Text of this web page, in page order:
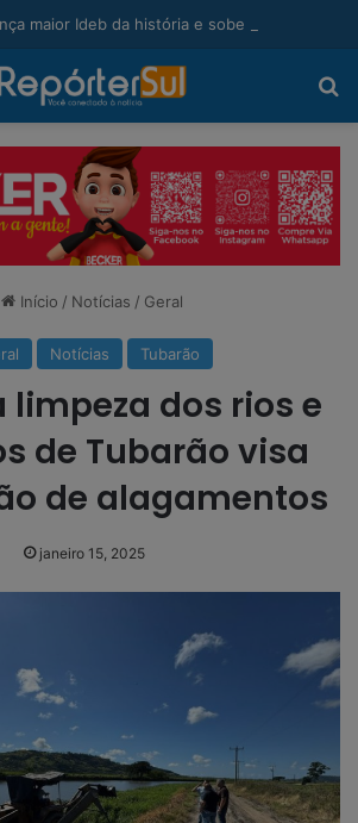
Início / Notícias / Geral
Notícias Tubarão
limpeza dos rios e
de Tubarão visa
de alagamentos
janeiro 15, 2025